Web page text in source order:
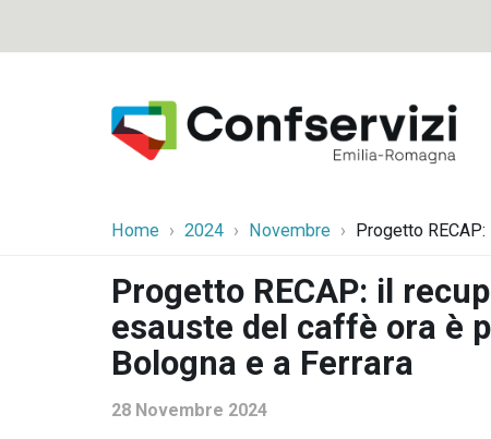
Home 2024 Novembre Progetto
Progetto RECAP: il
esauste del caffè ora è
Bologna e a Ferrara
28 Novembre 2024